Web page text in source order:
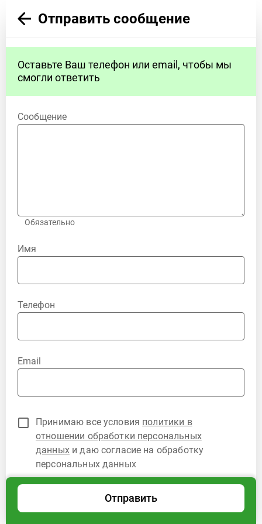
Отправить сообщение
Оставьте Ваш телефон или email, чтобы мы
смогли ответить
Сообщение
Обязательно
Имя
Телефон
Email
Принимаю все условия политики в
отношении обработки персональных
данныхи даю согласие на обработку
персональных данных
Отправить